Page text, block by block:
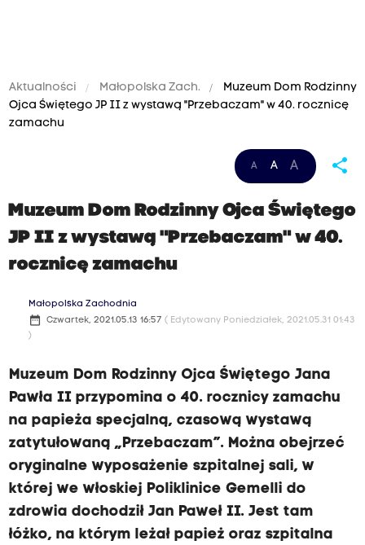
Aktualności Małopolska Zach.
Muzeum Dom Rodzinny
Ojca Świętego JP II z wystawą "Przebaczam" w 40. rocznicę
zamachu
A A A share
Muzeum Dom Rodzinny Ojca Świętego
JP II z wystawą "Przebaczam" w 40.
rocznicę zamachu
Małopolska Zachodnia
date_range Czwartek, 2021.05.13 16:57 ( Edytowany Poniedziałek, 2021.05.31 01:43
)
Muzeum Dom Rodzinny Ojca Świętego Jana
Pawła II przypomina o 40. rocznicy zamachu
na papieża specjalną, czasową wystawą
zatytułowaną „Przebaczam”. Można obejrzeć
oryginalne wyposażenie szpitalnej sali, w
której we włoskiej Poliklinice Gemelli do
zdrowia dochodził Jan Paweł II. Jest tam
łóżko, na którym leżał papież oraz szpitalna